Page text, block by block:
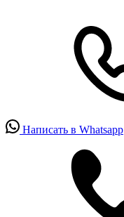
Написать в Whatsapp